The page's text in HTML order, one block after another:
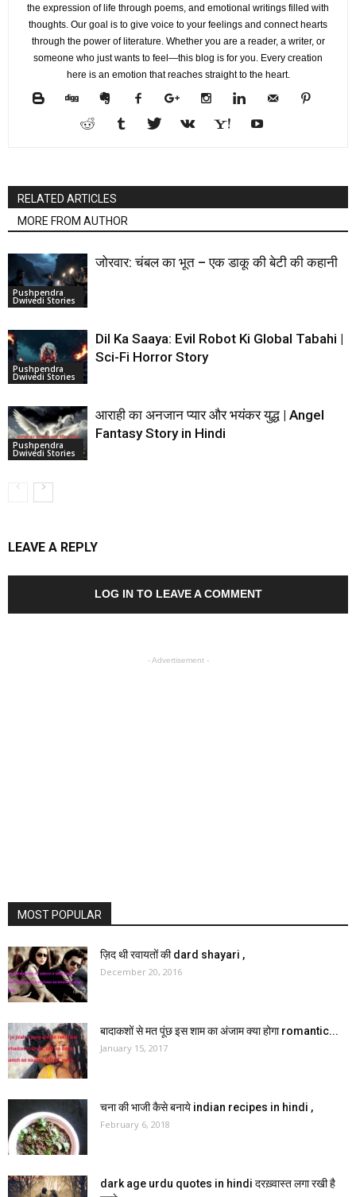
the expression of life through poems, and emotional writings filled with
thoughts. Our goal is to give voice to your feelings and connect hearts
through the power of literature. Whether you are a reader, a writer, or
someone who just wants to feel—this blog is for you. Every creation
here is an emotion that reaches straight to the heart.
RELATED ARTICLES
MORE FROM AUTHOR
Pushpendra
Dwivedi Stories
जोरवार: चंबल का भूत – एक डाकू की बेटी की कहानी
Pushpendra
Dwivedi Stories
Dil Ka Saaya: Evil Robot Ki Global Tabahi |
Sci-Fi Horror Story
Pushpendra
Dwivedi Stories
आराही का अनजान प्यार और भयंकर युद्ध | Angel
Fantasy Story in Hindi
LEAVE A REPLY
LOG IN TO LEAVE A COMMENT
- Advertisement -
MOST POPULAR
ज़िद थी रवायतों की dard shayari ,
December 20, 2016
बादाकशों से मत पूंछ इस शाम का अंजाम क्या होगा romantic...
January 15, 2017
चना की भाजी कैसे बनाये indian recipes in hindi ,
February 6, 2018
dark age urdu quotes in hindi दरख़्वास्त लगा रखी है